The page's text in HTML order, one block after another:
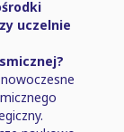
uczelnie